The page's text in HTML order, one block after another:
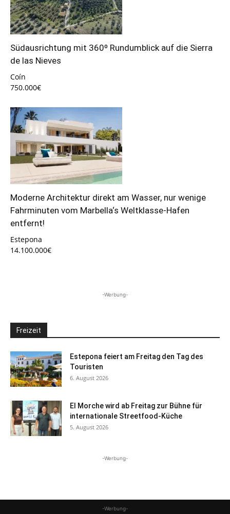
Südausrichtung mit 360º Rundumblick auf die Sierra
de las Nieves
Coín
750.000€
Moderne Architektur direkt am Wasser, nur wenige
Fahrminuten vom Marbella‘s Weltklasse-Hafen
entfernt!
Estepona
14.100.000€
-Werbung-
Freizeit
Estepona feiert am Freitag den Tag des
Touristen
6. August 2026
El Morche wird ab Freitag zur Bühne für
internationale Streetfood-Küche
5. August 2026
-Werbung-
-Werbung-